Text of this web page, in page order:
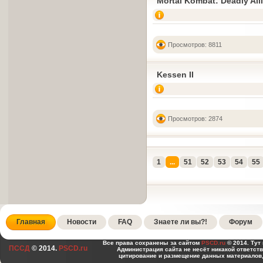
Просмотров: 8811
Kessen II
Просмотров: 2874
1 ... 51 52 53 54 55
Главная Новости FAQ Знаете ли вы?! Форум
ПССД © 2014. PSCD.ru
Все права сохранены за сайтом PSCD.ru © 2014. Тут
Администрация сайта не несёт никакой
цитирование и размещение данных